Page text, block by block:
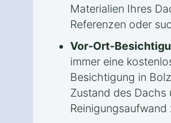
Materialien Ihres
Referenzen oder
Vor-Ort-
immer eine
Besichtigung in
Zustand des